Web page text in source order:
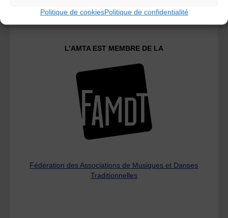
Politique de cookiesPolitique de confidentialité
L’AMTA EST MEMBRE DE LA
Fédération des Associations de Musiques et Danses
Traditionnelles